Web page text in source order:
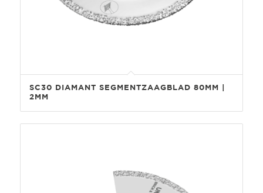
SC30 DIAMANT SEGMENTZAAGBLAD 80MM |
2MM